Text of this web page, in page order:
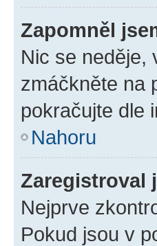
Zapomněl
Nic se neděje,
zmáčkněte na
pokračujte dle
Nahoru
Zaregistroval
Nejprve
Pokud jsou v